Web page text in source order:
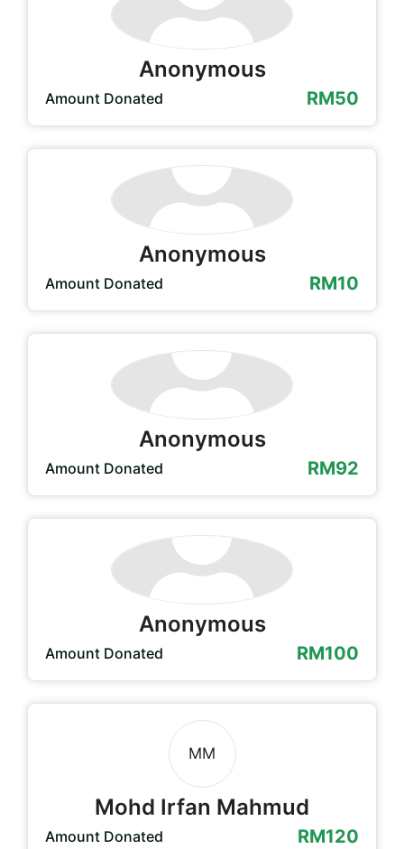
Anonymous
Amount Donated RM50
Anonymous
Amount Donated RM10
Anonymous
Amount Donated RM92
Anonymous
Amount Donated RM100
MM
Mohd Irfan Mahmud
Amount Donated RM120